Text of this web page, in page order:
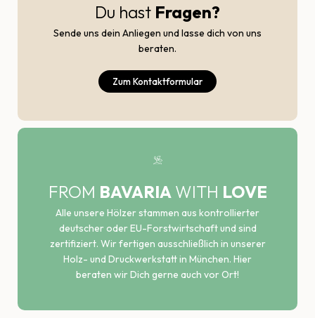
Du hast Fragen?
Sende uns dein Anliegen und lasse dich von uns
beraten.
Zum Kontaktformular
FROM BAVARIAWITH LOVE
Alle unsere Hölzer stammen aus kontrollierter
deutscher oder EU-Forstwirtschaft und sind
zertifiziert. Wir fertigen ausschließlich in unserer
Holz- und Druckwerkstatt in München. Hier
beraten wir Dich gerne auch vor Ort!